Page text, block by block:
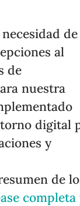
de
al
de
nuestra
digital
y
de
completa